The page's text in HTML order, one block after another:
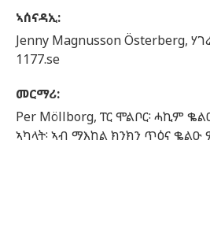
ኣሰናዳኢ:
Jenny Magnusson Österberg,
1177.se
መርማሪ:
Per Möllborg, ፐር ሞልቦር፡ ሓኪም
ኣካላት፡ ኣብ ማእከል ክንክን ጥዕና ቈልዑ